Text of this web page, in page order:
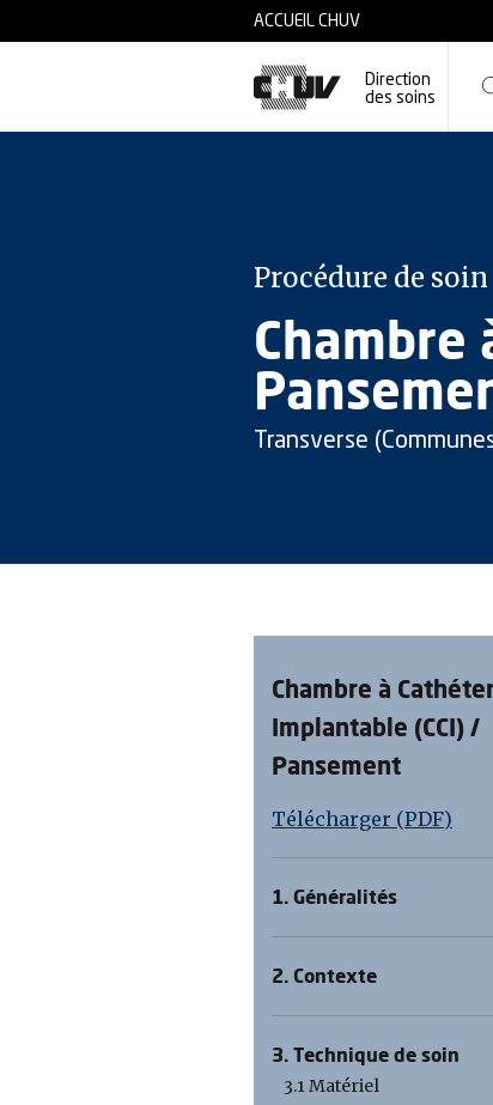
ACCUEIL CHUV
Direction
des soins
Procédure de soin
Chambre
Transverse
Chambre à
Implantable (CCI) /
Pansement
Télécharger (PDF)
1. Généralités
2. Contexte
3. Technique de soin
3.1 Matériel